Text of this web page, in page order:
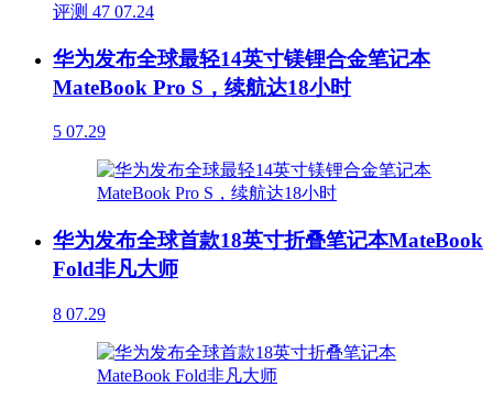
评测 47 07.24
华为发布全球最轻14英寸镁锂合金笔记本
MateBook Pro S，续航达18小时
5 07.29
华为发布全球首款18英寸折叠笔记本MateBook
Fold非凡大师
8 07.29